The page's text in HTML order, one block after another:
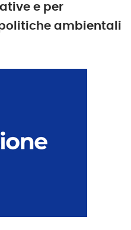
e per
ambientali